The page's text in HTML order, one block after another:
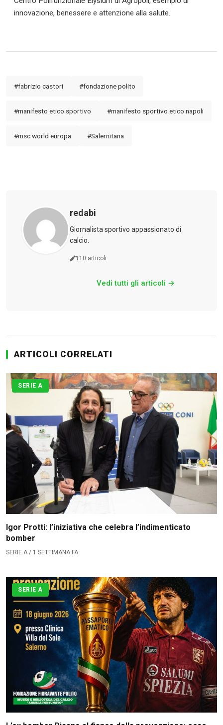
innovazione, benessere e attenzione alla salute.
#fabrizio castori #fondazione polito
#manifesto etico sportivo #manifesto sportivo etico napoli
#msc world europa #Salernitana
redabi
Giornalista sportivo appassionato di
calcio.
110 articoli
Vedi tutti gli articoli →
ARTICOLI CORRELATI
SERIE A
Igor Protti: l’iniziativa che celebra l’indimenticato
bomber
SERIE A / 1 SETTIMANA FA
SERIE A